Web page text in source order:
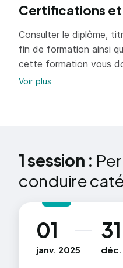
Elle est axée sur les
conducteur, afin de ne
propre sécurité ni celle
Certifications et
Consulter le diplôme,
fin de formation ainsi
cette formation vous
Voir plus
1 session :
conduire
01
janv. 2025
au 31
déc.